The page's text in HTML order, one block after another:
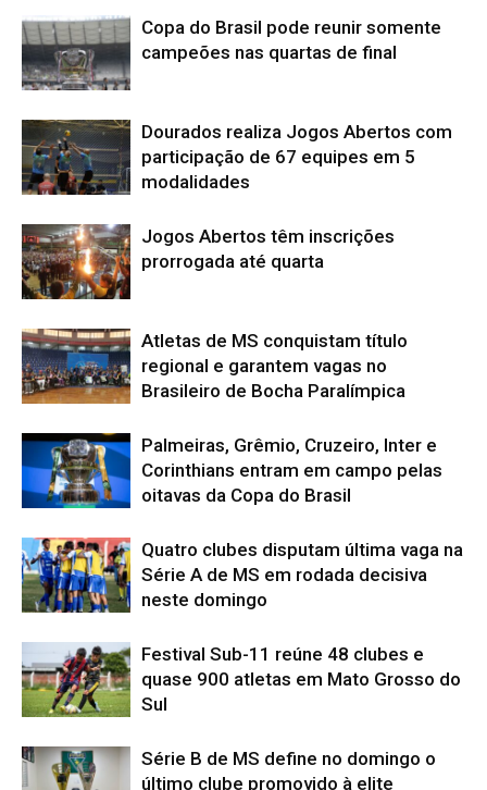
Copa do Brasil pode reunir somente
campeões nas quartas de final
Dourados realiza Jogos Abertos com
participação de 67 equipes em 5
modalidades
Jogos Abertos têm inscrições
prorrogada até quarta
Atletas de MS conquistam título
regional e garantem vagas no
Brasileiro de Bocha Paralímpica
Palmeiras, Grêmio, Cruzeiro, Inter e
Corinthians entram em campo pelas
oitavas da Copa do Brasil
Quatro clubes disputam última vaga na
Série A de MS em rodada decisiva
neste domingo
Festival Sub-11 reúne 48 clubes e
quase 900 atletas em Mato Grosso do
Sul
Série B de MS define no domingo o
último clube promovido à elite